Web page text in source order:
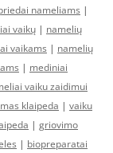
nameliams |
vaikų | namelių
vaikams | namelių
| mediniai
vaiku zaidimui
klaipeda | vaiku
| griovimo
| biopreparatai